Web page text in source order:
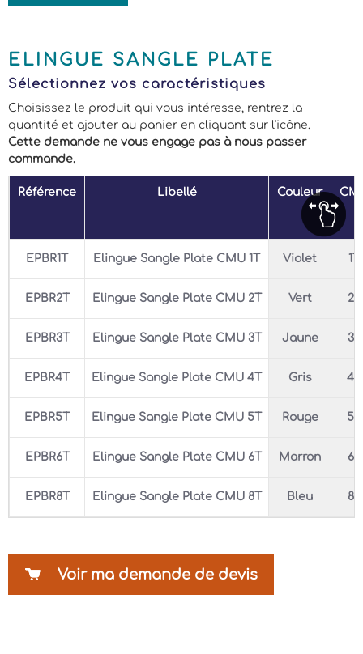
ELINGUE SANGLE PLATE
Sélectionnez vos caractéristiques
Choisissez le produit qui vous intéresse, rentrez la
quantité et ajouter au panier en cliquant sur l'icône.
Cette demande ne vous engage pas à nous passer
commande.
Référence Libellé Couleur
EPBR1T Elingue Sangle Plate CMU 1T Violet 1T
EPBR2T Elingue Sangle Plate CMU 2T Vert 2T
EPBR3T Elingue Sangle Plate CMU 3T Jaune 3T
EPBR4T Elingue Sangle Plate CMU 4T Gris 4T
EPBR5T Elingue Sangle Plate CMU 5T Rouge 5T
EPBR6T Elingue Sangle Plate CMU 6T Marron 6T
EPBR8T Elingue Sangle Plate CMU 8T Bleu 8T
Voir ma demande de devis